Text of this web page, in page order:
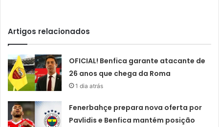
Artigos relacionados
OFICIAL! Benfica garante atacante de
26 anos que chega da Roma
1 dia atrás
Fenerbahçe prepara nova oferta por
Pavlidis e Benfica mantém posição